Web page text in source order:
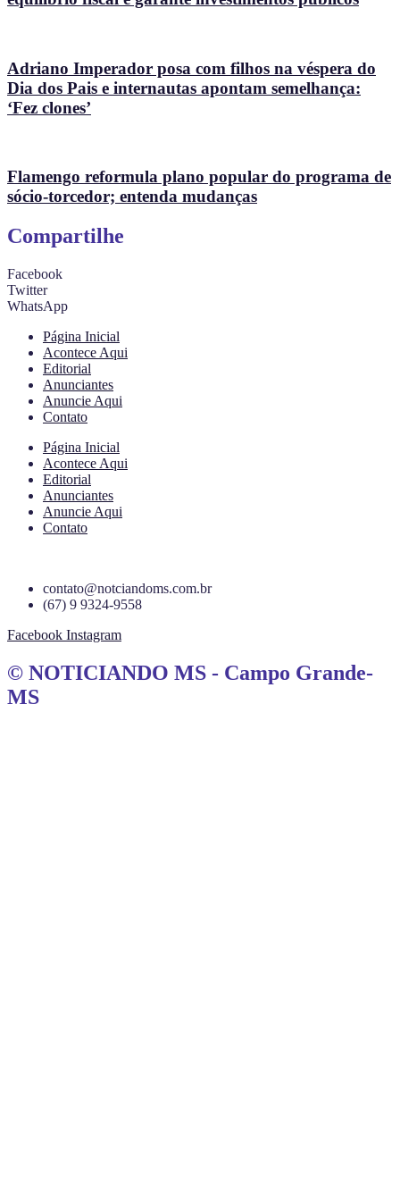
Adriano Imperador posa com filhos na véspera do
Dia dos Pais e internautas apontam semelhança:
‘Fez clones’
Flamengo reformula plano popular do programa de
sócio-torcedor; entenda mudanças
Compartilhe
Facebook
Twitter
WhatsApp
Página Inicial
Acontece Aqui
Editorial
Anunciantes
Anuncie Aqui
Contato
Página Inicial
Acontece Aqui
Editorial
Anunciantes
Anuncie Aqui
Contato
contato@notciandoms.com.br
(67) 9 9324-9558
Facebook Instagram
© NOTICIANDO MS - Campo Grande-
MS